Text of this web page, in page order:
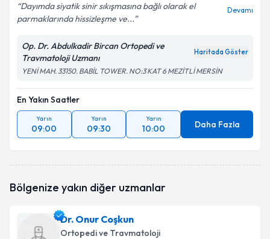
Dayımda siyatik sinir sıkışmasına bağlı olarak el
parmaklarında hissizleşme ve...
Devamı
Op. Dr. Abdulkadir Bircan Ortopedi ve
Travmatoloji Uzmanı
Haritada Göster
YENİ MAH. 33150. BABİL TOWER. NO:3 KAT 6 MEZİTLİ MERSİN
En Yakın Saatler
Yarın
09:00
Yarın
09:30
Yarın
10:00 Daha Fazla
Bölgenize yakın diğer uzmanlar
Dr. Onur Coşkun
Ortopedi ve Travmatoloji